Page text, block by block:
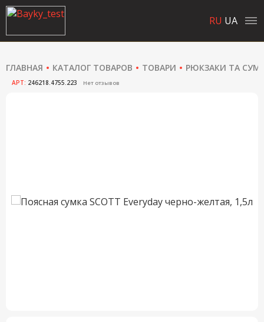
RU UA
ГЛАВНАЯ КАТАЛОГ ТОВАРОВ ТОВАРИ РЮКЗАКИ ТА
АРТ: 246218.4755.223 Нет отзывов